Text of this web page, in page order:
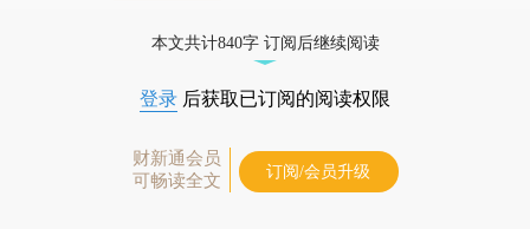
本文共计840字 订阅后继续阅读
登录 后获取已订阅的阅读权限
财新通会员
可畅读全文
订阅/会员升级